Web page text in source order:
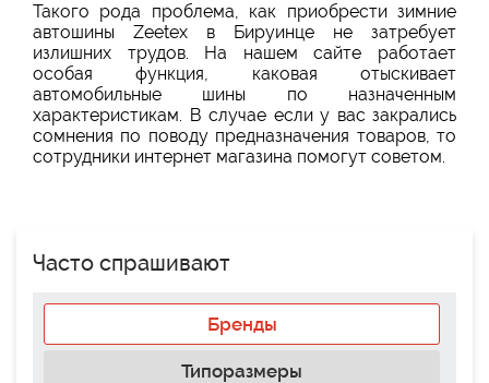
Такого рода проблема, как приобрести зимние
автошины Zeetex в Бируинце не затребует
излишних трудов. На нашем сайте работает
особая функция, каковая отыскивает
автомобильные шины по назначенным
характеристикам. В случае если у вас закрались
сомнения по поводу предназначения товаров, то
сотрудники интернет магазина помогут советом.
Часто спрашивают
Бренды
Типоразмеры